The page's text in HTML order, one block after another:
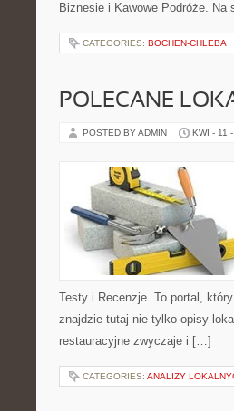
Biznesie i Kawowe Podróże.
CATEGORIES: BOCHEN-CHLEBA
POLECANE
POSTED BY ADMIN KWI - 11
Testy i Recenzje. To portal,
znajdzie tutaj nie tylko opisy
restauracyjne zwyczaje i […]
CATEGORIES: ANALIZY